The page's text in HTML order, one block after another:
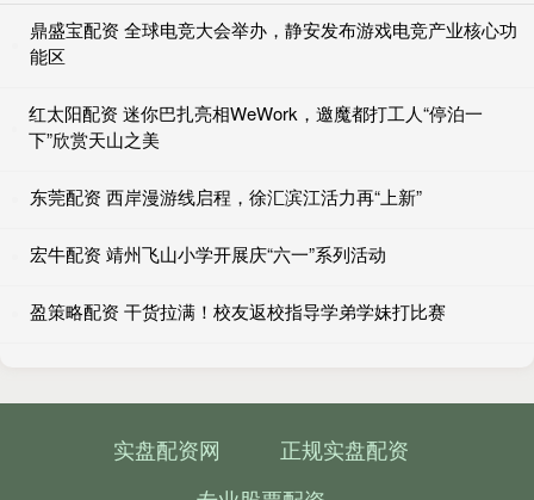
鼎盛宝配资 全球电竞大会举办，静安发布游戏电竞产业核心功
能区
红太阳配资 迷你巴扎亮相WeWork，邀魔都打工人“停泊一
下”欣赏天山之美
东莞配资 西岸漫游线启程，徐汇滨江活力再“上新”
宏牛配资 靖州飞山小学开展庆“六一”系列活动
盈策略配资 干货拉满！校友返校指导学弟学妹打比赛
实盘配资网
正规实盘配资